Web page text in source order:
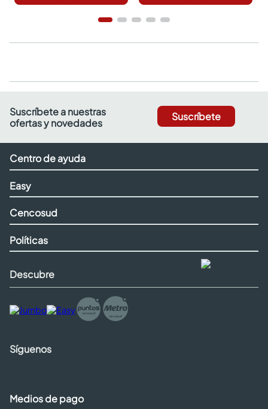
Suscríbete a nuestras
ofertas y novedades
Suscríbete
Centro de ayuda
Easy
Cencosud
Políticas
Descubre
Síguenos
Medios de pago